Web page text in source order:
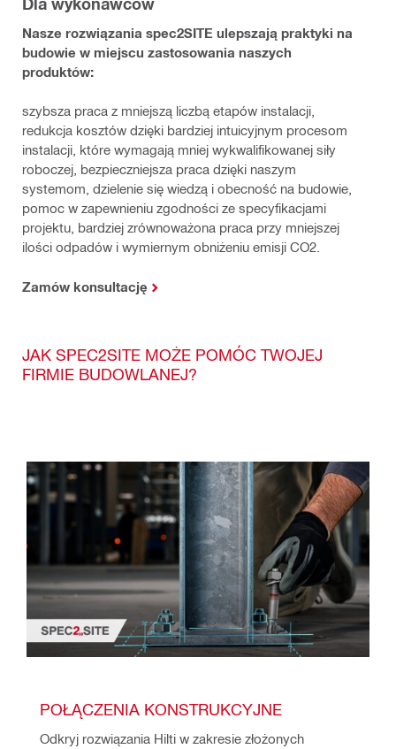
Dla wykonawców
Nasze rozwiązania spec2SITE ulepszają praktyki na
budowie w miejscu zastosowania naszych
produktów:
szybsza praca z mniejszą liczbą etapów instalacji,
redukcja kosztów dzięki bardziej intuicyjnym procesom
instalacji, które wymagają mniej wykwalifikowanej siły
roboczej, bezpieczniejsza praca dzięki naszym
systemom, dzielenie się wiedzą i obecność na budowie,
pomoc w zapewnieniu zgodności ze specyfikacjami
projektu, bardziej zrównoważona praca przy mniejszej
ilości odpadów i wymiernym obniżeniu emisji CO2.
Zamów konsultację
JAK SPEC2SITE MOŻE POMÓC TWOJEJ
FIRMIE BUDOWLANEJ?
POŁĄCZENIA KONSTRUKCYJNE
Odkryj rozwiązania Hilti w zakresie złożonych